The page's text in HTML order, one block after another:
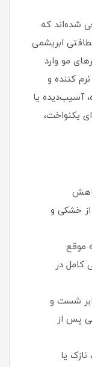
شده‌اند که
ابریشمی
مو وارد
کننده و
آسیب‌دیده یا
یکنواخت،
خشکی و
موقع
کامل در
شست‌ و
پس از
یا